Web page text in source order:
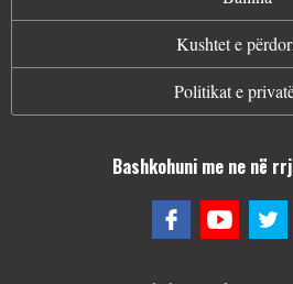
Kushtet e
Politikat e
Bashkohuni me ne në